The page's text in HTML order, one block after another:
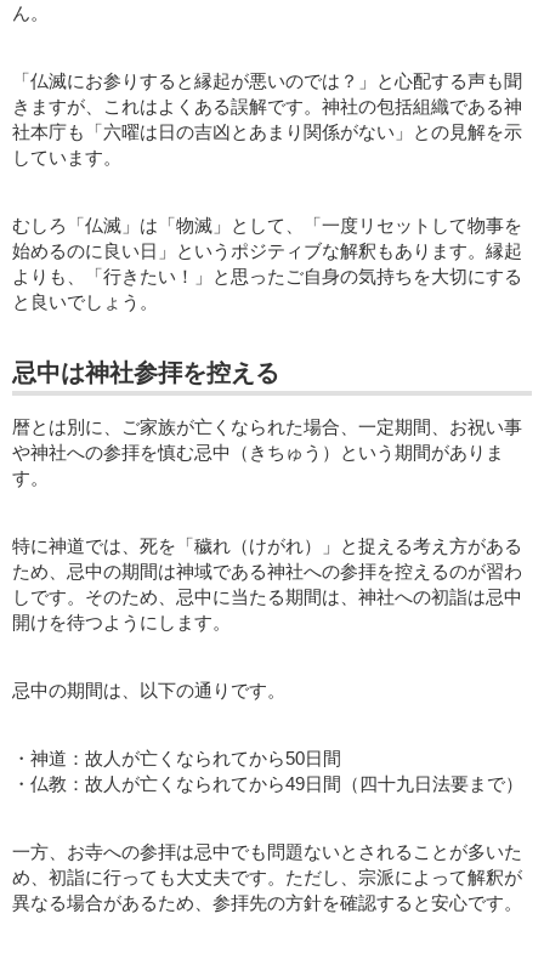
ん。
「仏滅にお参りすると縁起が悪いのでは？」と心配する声も聞
きますが、これはよくある誤解です。神社の包括組織である神
社本庁も「六曜は日の吉凶とあまり関係がない」との見解を示
しています。
むしろ「仏滅」は「物滅」として、「一度リセットして物事を
始めるのに良い日」というポジティブな解釈もあります。縁起
よりも、「行きたい！」と思ったご自身の気持ちを大切にする
と良いでしょう。
忌中は神社参拝を控える
暦とは別に、ご家族が亡くなられた場合、一定期間、お祝い事
や神社への参拝を慎む忌中（きちゅう）という期間がありま
す。
特に神道では、死を「穢れ（けがれ）」と捉える考え方がある
ため、忌中の期間は神域である神社への参拝を控えるのが習わ
しです。そのため、忌中に当たる期間は、神社への初詣は忌中
開けを待つようにします。
忌中の期間は、以下の通りです。
・神道：故人が亡くなられてから50日間
・仏教：故人が亡くなられてから49日間（四十九日法要まで）
一方、お寺への参拝は忌中でも問題ないとされることが多いた
め、初詣に行っても大丈夫です。ただし、宗派によって解釈が
異なる場合があるため、参拝先の方針を確認すると安心です。